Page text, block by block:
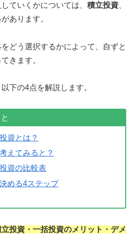
ていくかについては、 積立投資
あります。
どう選択するかによって、自ずと
きます。
下の4点を解説します。
資とは？
えてみると？
資の比較表
める4ステップ
立投資・一括投資のメリット・デメ